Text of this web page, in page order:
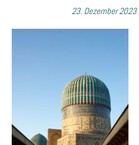
23. Dezember 2023